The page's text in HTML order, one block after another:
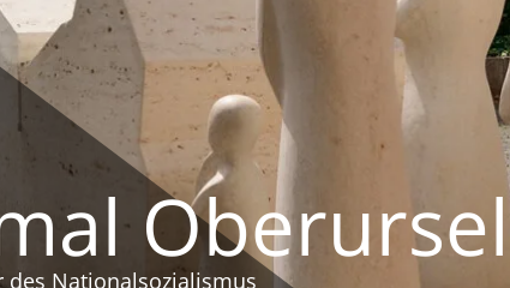
Oberursel
des Nationalsozialismus